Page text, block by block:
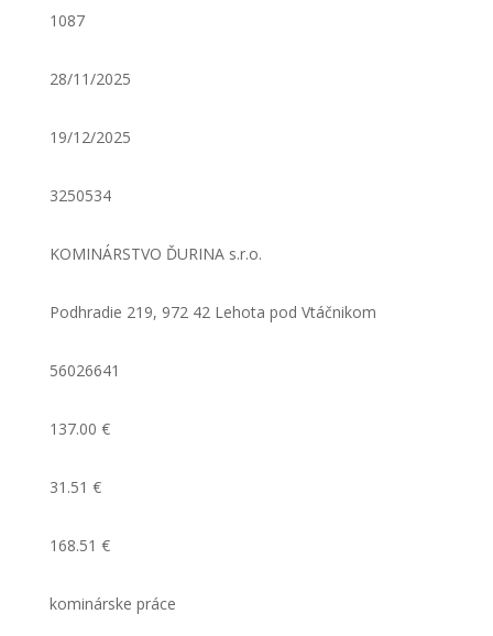
1087
28/11/2025
19/12/2025
3250534
KOMINÁRSTVO ĎURINA s.r.o.
Podhradie 219, 972 42 Lehota pod Vtáčnikom
56026641
137.00 €
31.51 €
168.51 €
kominárske práce